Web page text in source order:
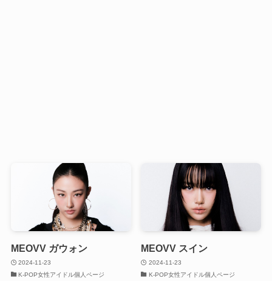
MEOVV ガウォン
2024-11-23
K-POP女性アイドル個人ページ
MEOVV スイン
2024-11-23
K-POP女性アイドル個人ページ